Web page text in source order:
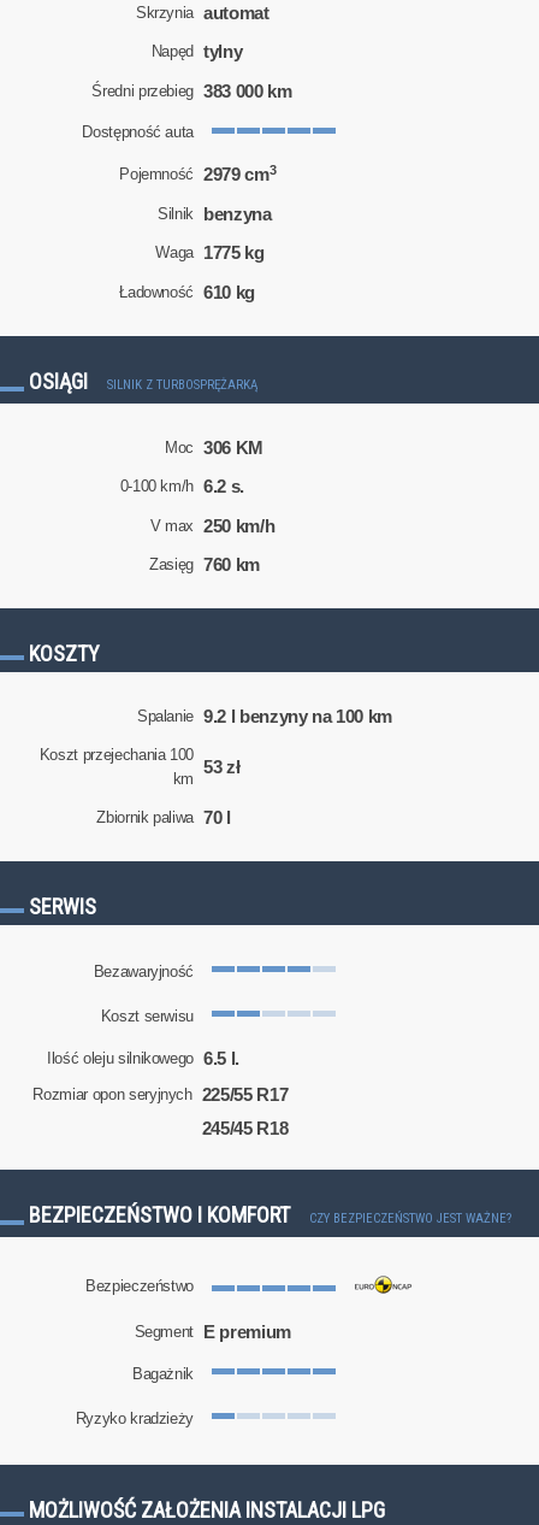
Skrzynia automat
Napęd tylny
Średni przebieg 383 000 km
Dostępność auta
Pojemność 2979 cm3
Silnik benzyna
Waga 1775 kg
Ładowność 610 kg
OSIĄGI SILNIK Z TURBOSPRĘŻARKĄ
Moc 306 KM
0-100 km/h 6.2 s.
V max 250 km/h
Zasięg 760 km
KOSZTY
Spalanie 9.2 l benzyny na 100 km
Koszt przejechania 100
km
53 zł
Zbiornik paliwa 70 l
SERWIS
Bezawaryjność
Koszt serwisu
Ilość oleju silnikowego 6.5 l.
Rozmiar opon seryjnych 225/55 R17
245/45 R18
BEZPIECZEŃSTWO I KOMFORT CZY BEZPIECZEŃSTWO JEST WAŻNE?
Bezpieczeństwo
Segment E premium
Bagażnik
Ryzyko kradzieży
MOŻLIWOŚĆ ZAŁOŻENIA INSTALACJI LPG